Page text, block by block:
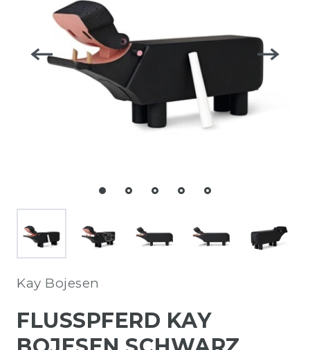
Kay Bojesen
FLUSSPFERD KAY